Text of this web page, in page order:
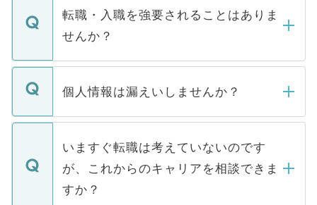
いただきますので、しばらくお待ちくださ
うち約3割は、Webサイトからご覧いただ
けない「非公開求人」です。非公開求人は
下記の理由によって、一般には公開してい
ません。
■応募殺到を避けるため 人気のある医療機
関を公にしてしまうと、応募が殺到する場
に、医療機関が求める条件に合った人材の
みを人材紹介会社に依頼するケースが増え
ています。
転職・入職を強要されることはありま
せんか？
転職・入職を強要することは一切ありませ
ん。また、仮に応募先から内定をいただい
定を承諾する必要はありません。内定先へ
の辞退の連絡はキャリアパートナーが行い
個人情報は漏えいしませんか？
個人情報が漏えいすることはありませんの
で、ご安心ください。当サイトからの登録
などで収集したご登録者様の個人情報は、
ご本人のキャリアアップおよび転職活動の
支援を目的に使用いたします。お預かりし
いますぐ転職は考えていないのです
が、これからのキャリアを相談できま
すか？